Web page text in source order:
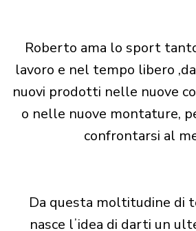
Roberto ama lo sport
lavoro e nel tempo libero
nuovi prodotti nelle nuove
o nelle nuove montature,
confrontarsi al
Da questa moltitudine di
nasce lʼidea di darti un